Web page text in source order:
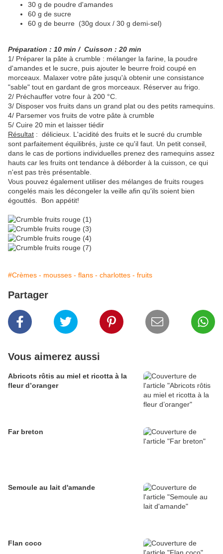
30 g de poudre d'amandes
60 g de sucre
60 g de beurre (30g doux / 30 g demi-sel)
Préparation : 10 min / Cuisson : 20 min
1/ Préparer la pâte à crumble : mélanger la farine, la poudre
d'amandes et le sucre, puis ajouter le beurre froid coupé en
morceaux. Malaxer votre pâte jusqu'à obtenir une consistance
"sable" tout en gardant de gros morceaux. Réserver au frigo.
2/ Préchauffer votre four à 200 °C.
3/ Disposer vos fruits dans un grand plat ou des petits ramequins.
4/ Parsemer vos fruits de votre pâte à crumble
5/ Cuire 20 min et laisser tiédir
Résultat : délicieux. L'acidité des fruits et le sucré du crumble
sont parfaitement équilibrés, juste ce qu'il faut. Un petit conseil,
dans le cas de portions individuelles prenez des ramequins assez
hauts car les fruits ont tendance à déborder à la cuisson, ce qui
n'est pas très présentable.
Vous pouvez également utiliser des mélanges de fruits rouges
congelés mais les décongeler la veille afin qu'ils soient bien
égouttés. Bon appétit!
#Crèmes - mousses - flans - charlottes - fruits
Partager
Vous aimerez aussi
Abricots rôtis au miel et ricotta à la
fleur d’oranger
Far breton
Semoule au lait d'amande
Flan coco